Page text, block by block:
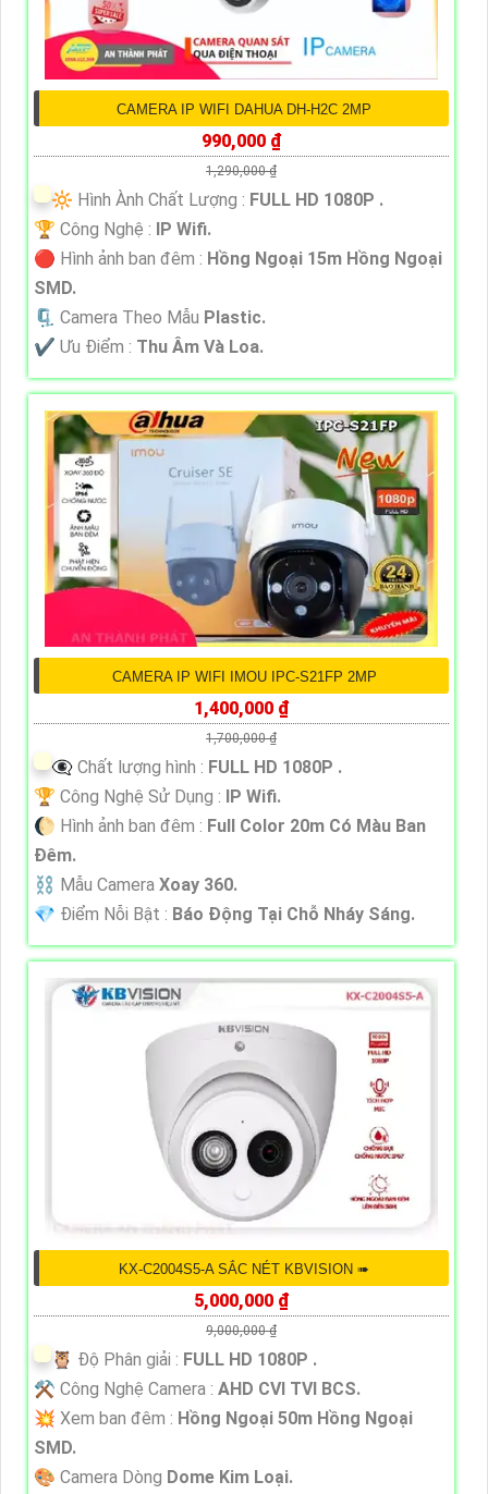
CAMERA IP WIFI DAHUA DH-H2C 2MP
990,000 ₫
1,290,000 ₫
🔆 Hình Ành Chất Lượng : FULL HD 1080P .
🏆 Công Nghệ : IP Wifi.
🔴 Hình ảnh ban đêm : Hồng Ngoại 15m Hồng Ngoại
SMD.
🗜️ Camera Theo Mẫu Plastic.
️✔️ Ưu Điểm : Thu Âm Và Loa.
CAMERA IP WIFI IMOU IPC-S21FP 2MP
1,400,000 ₫
1,700,000 ₫
👁️‍🗨 Chất lượng hình : FULL HD 1080P .
🏆 Công Nghệ Sử Dụng : IP Wifi.
🌔 Hình ảnh ban đêm : Full Color 20m Có Màu Ban
Ðêm.
⛓ Mẫu Camera Xoay 360.
️💎 Điểm Nỗi Bật : Báo Động Tại Chỗ Nháy Sáng.
KX-C2004S5-A SẮC NÉT KBVISION ➠
5,000,000 ₫
9,000,000 ₫
🦉 Độ Phân giải : FULL HD 1080P .
⚒ Công Nghệ Camera : AHD CVI TVI BCS.
💥 Xem ban đêm : Hồng Ngoại 50m Hồng Ngoại
SMD.
🎨 Camera Dòng Dome Kim Loại.